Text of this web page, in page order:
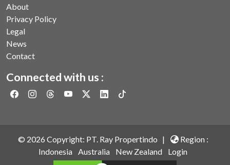
About
Privacy Policy
Legal
News
Contact
Connected with us :
© 2026 Copyright: PT. Ray Propertindo |
Region :
Indonesia Australia New Zealand Login